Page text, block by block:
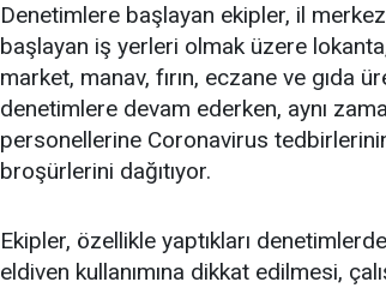
Denetimlere başlayan ekipler, il
başlayan iş yerleri olmak üzere
market, manav, fırın, eczane ve gıda
denetimlere devam ederken, aynı
personellerine Coronavirus
broşürlerini dağıtıyor.
Ekipler, özellikle yaptıkları
eldiven kullanımına dikkat edilmesi,